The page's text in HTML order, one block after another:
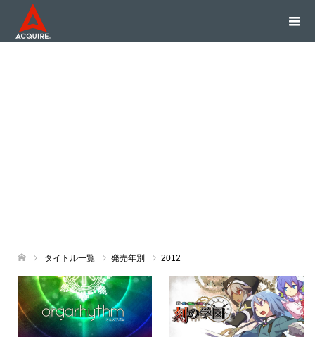
タイトル一覧 発売年別 2012